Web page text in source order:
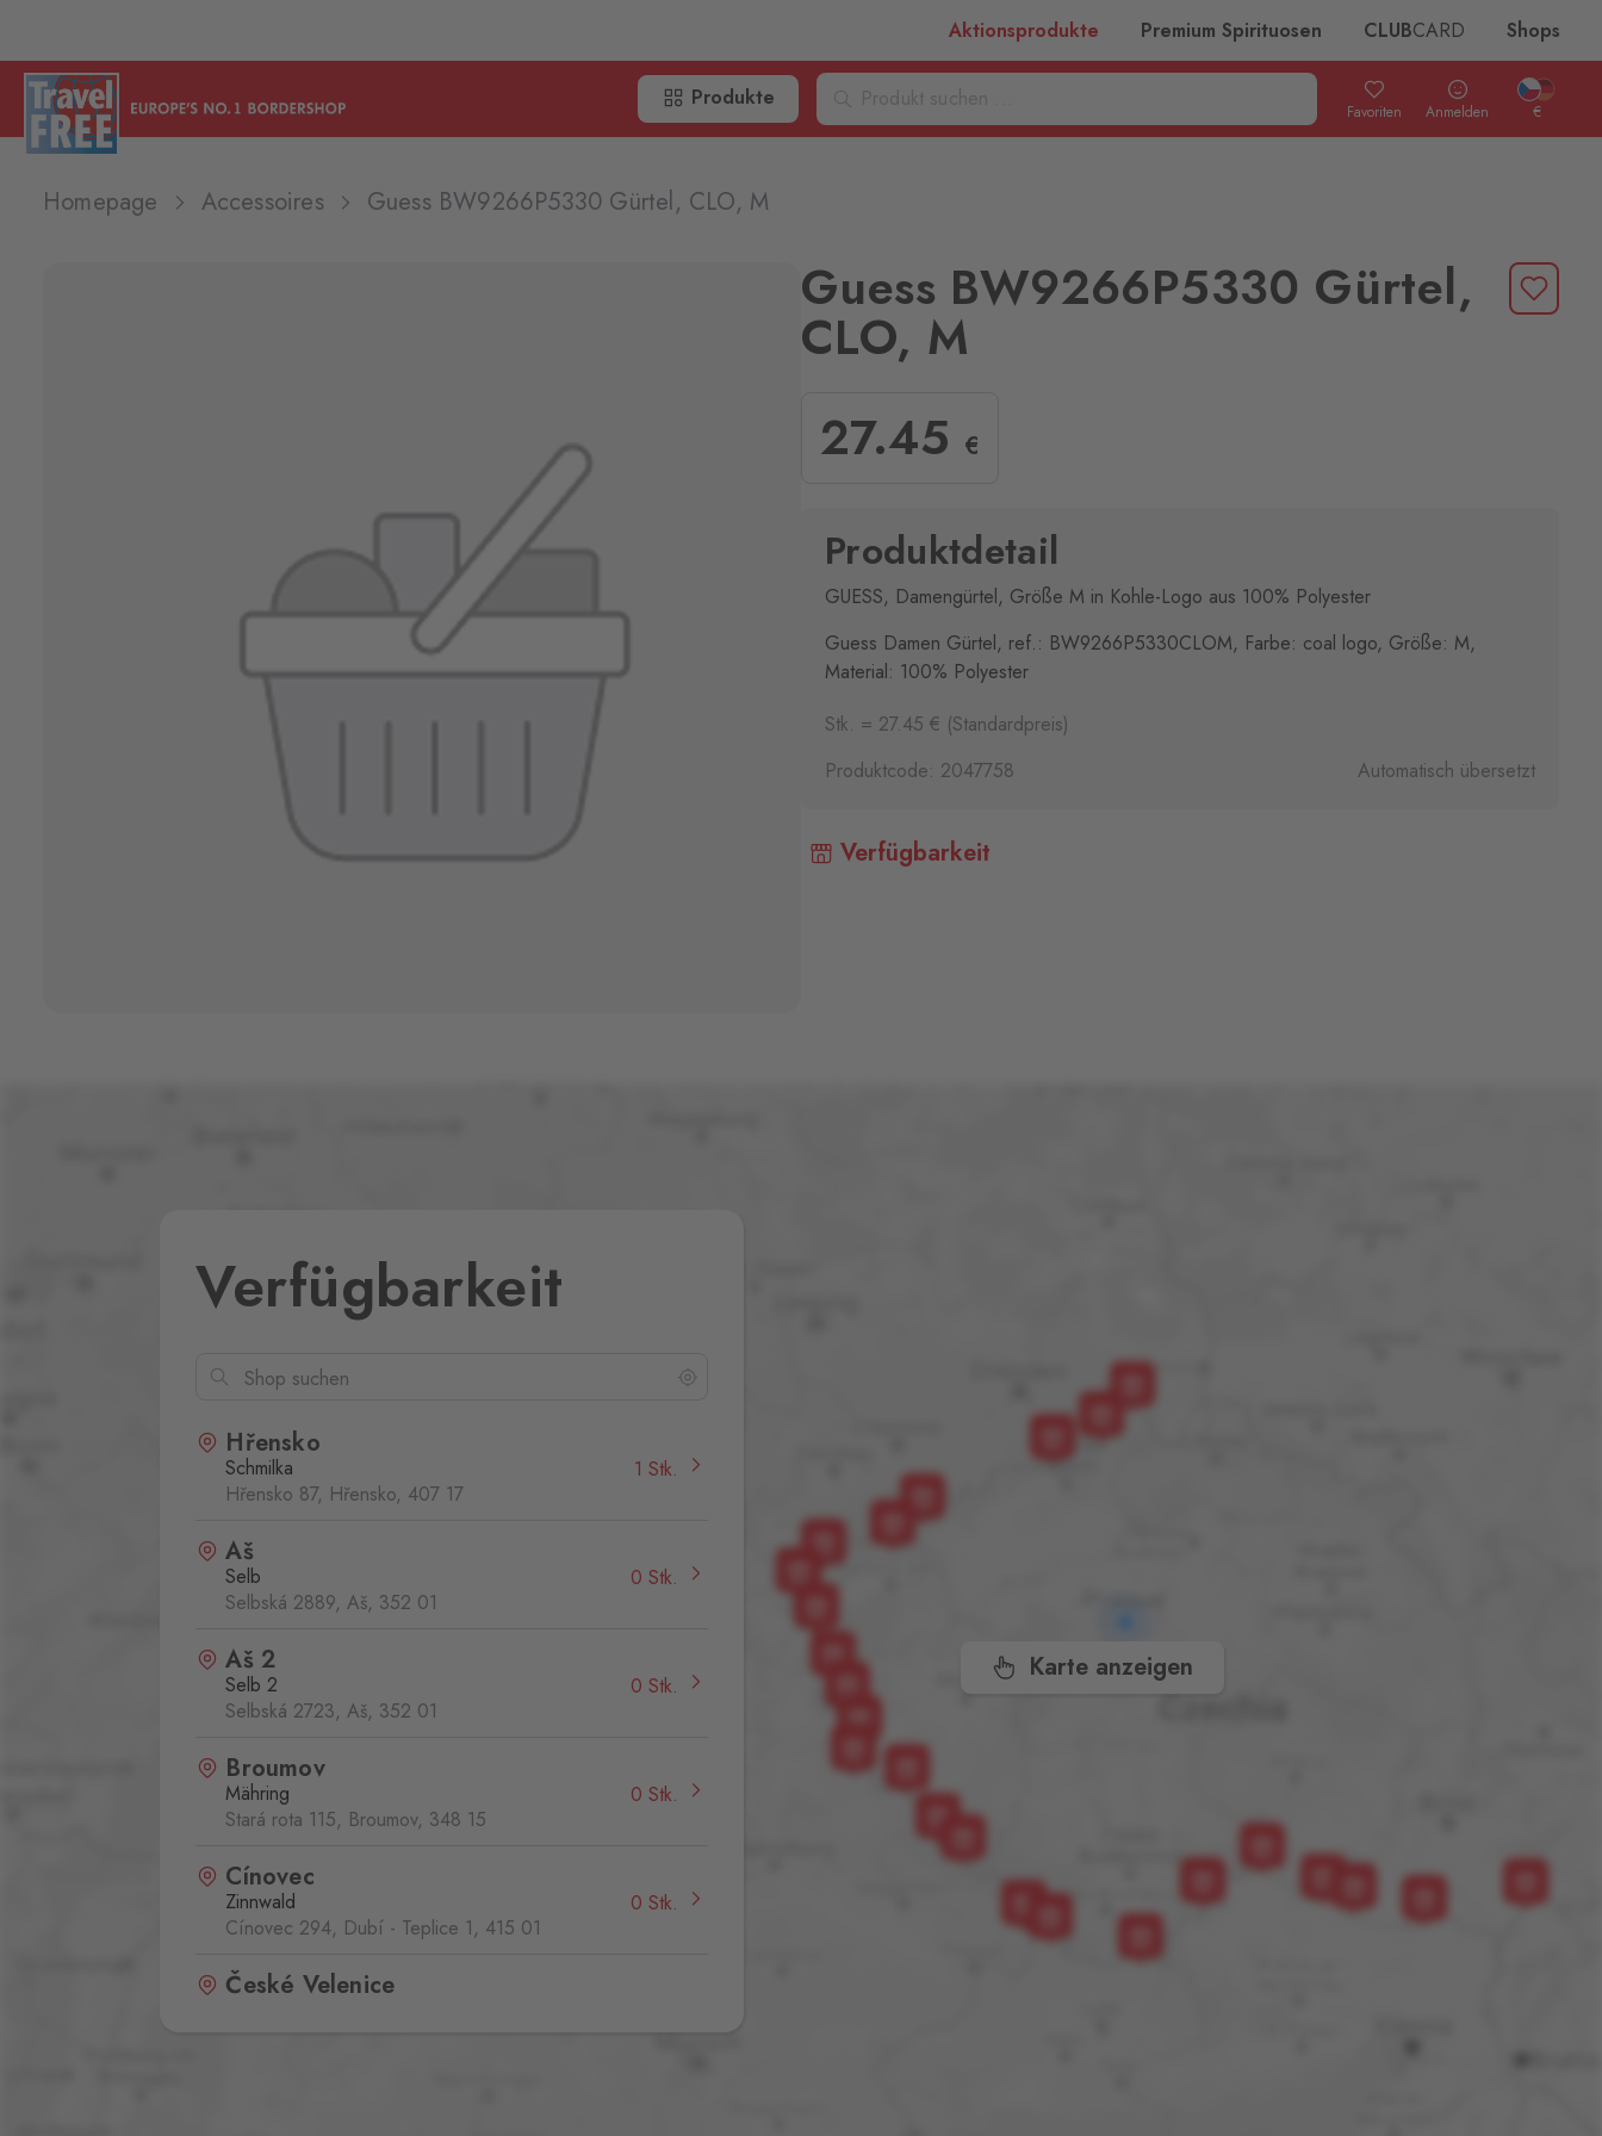
Aktionsprodukte Premium Spirituosen CLUBCARD Shops
Produkte
Favoriten Anmelden €
Homepage Accessoires Guess BW9266P5330 Gürtel, CLO, M
Guess BW9266P5330 Gürtel,
CLO, M
27.45 €
Produktdetail
GUESS, Damengürtel, Größe M in Kohle-Logo aus 100% Polyester
Guess Damen Gürtel, ref.: BW9266P5330CLOM, Farbe: coal logo, Größe: M,
Material: 100% Polyester
Stk. = 27.45 € (Standardpreis)
Produktcode: 2047758
Automatisch übersetzt
Verfügbarkeit
Karte anzeigen
Verfügbarkeit
Hřensko
Schmilka
Hřensko 87, Hřensko, 407 17
1 Stk.
Aš
Selb
Selbská 2889, Aš, 352 01
0 Stk.
Aš 2
Selb 2
Selbská 2723, Aš, 352 01
0 Stk.
Broumov
Mähring
Stará rota 115, Broumov, 348 15
0 Stk.
Cínovec
Zinnwald
Cínovec 294, Dubí - Teplice 1, 415 01
0 Stk.
České Velenice